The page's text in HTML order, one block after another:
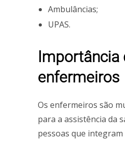
Ambulâncias;
UPAS.
Importância
enfermeiros
Os enfermeiros são
para a assistência da
pessoas que integram